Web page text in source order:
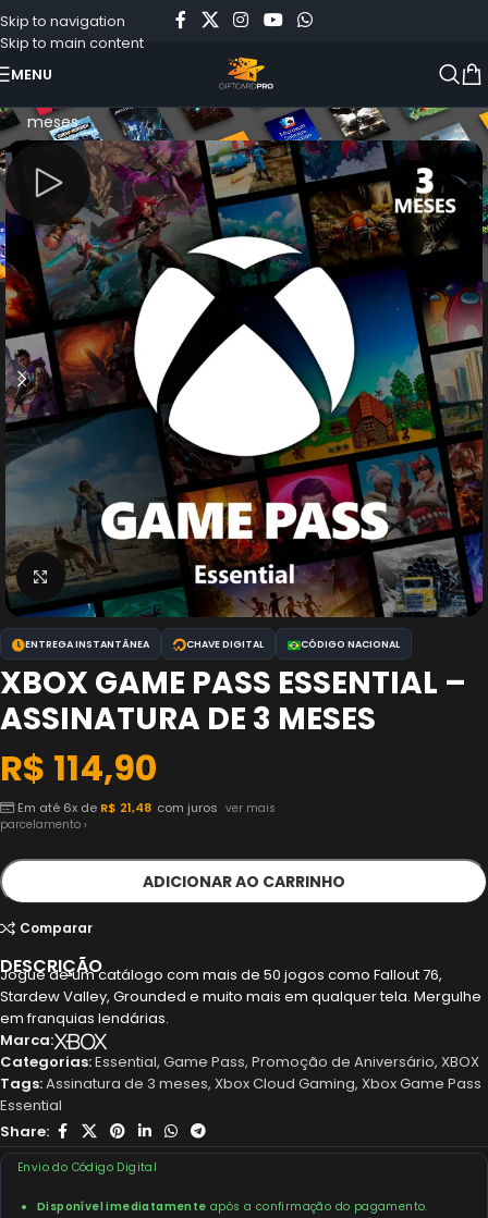
Skip to navigation
Skip to main content
MENU
meses
Clique para ampliar
ENTREGA INSTANTÂNEA CHAVE DIGITAL CÓDIGO NACIONAL
XBOX GAME PASS ESSENTIAL –
ASSINATURA DE 3 MESES
R$ 114,90
Em até 6x de R$ 21,48 com juros ver mais
parcelamento ›
ADICIONAR AO CARRINHO
Comparar
DESCRIÇÃO
Jogue de um catálogo com mais de 50 jogos como Fallout 76,
Stardew Valley, Grounded e muito mais em qualquer tela. Mergulhe
em franquias lendárias.
Marca:
Categorias:Essential, Game Pass, Promoção de Aniversário, XBOX
Tags:Assinatura de 3 meses, Xbox Cloud Gaming, Xbox Game Pass
Essential
Share:
Envio do Código Digital
Disponível imediatamente após a confirmação do pagamento.